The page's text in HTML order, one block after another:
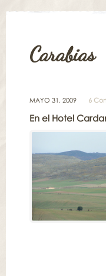
Carabias
MAYO 31, 2009 6
En el Hotel